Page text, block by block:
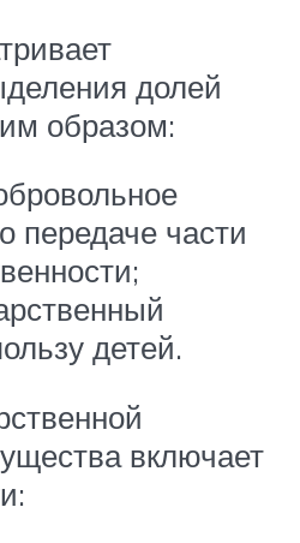
долей
образом:
передаче части
детей.
включает